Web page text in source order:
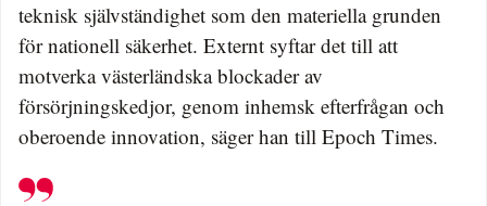
teknisk självständighet som den materiella grunden
för nationell säkerhet. Externt syftar det till att
motverka västerländska blockader av
försörjningskedjor, genom inhemsk efterfrågan och
oberoende innovation, säger han till Epoch Times.